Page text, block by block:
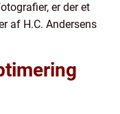
er der et
af H.C. Andersens